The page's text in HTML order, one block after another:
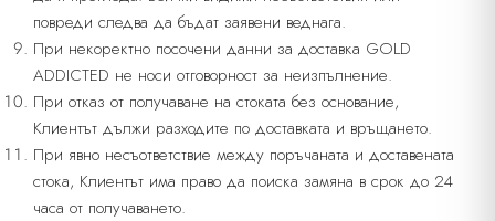
повреди следва да бъдат заявени веднага.
При некоректно посочени данни за доставка GOLD
ADDICTED не носи отговорност за неизпълнение.
При отказ от получаване на стоката без основание,
Клиентът дължи разходите по доставката и връщането.
При явно несъответствие между поръчаната и доставената
стока, Клиентът има право да поиска замяна в срок до 24
часа от получаването.